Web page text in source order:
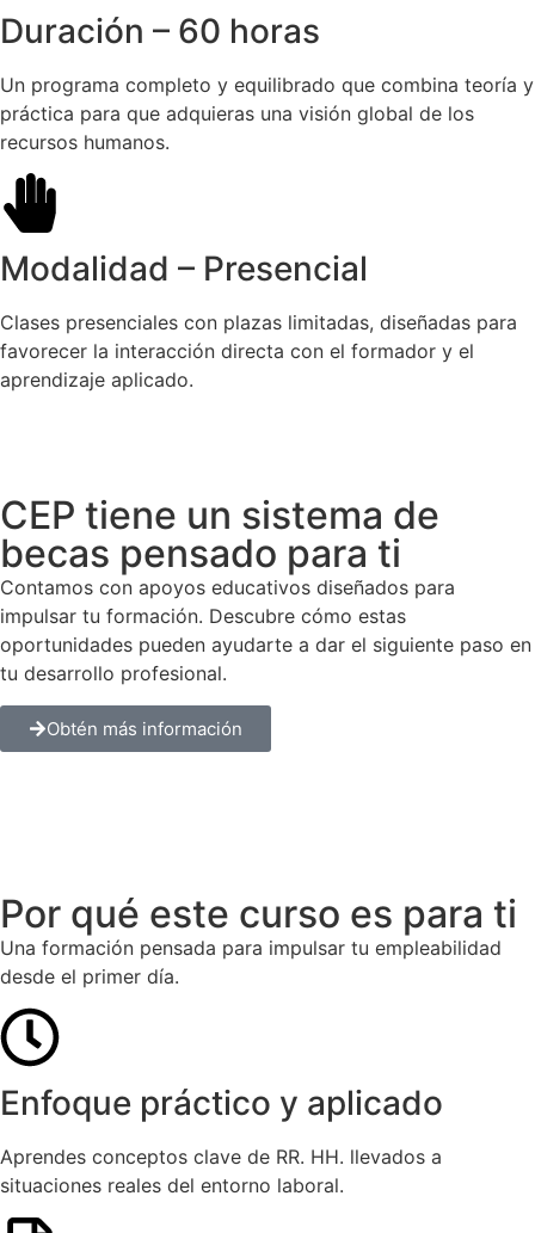
Duración – 60 horas
Un programa completo y equilibrado que combina teoría y
práctica para que adquieras una visión global de los
recursos humanos.
Modalidad – Presencial
Clases presenciales con plazas limitadas, diseñadas para
favorecer la interacción directa con el formador y el
aprendizaje aplicado.
CEP tiene un sistema de
becas pensado para ti
Contamos con apoyos educativos diseñados para
impulsar tu formación. Descubre cómo estas
oportunidades pueden ayudarte a dar el siguiente paso en
tu desarrollo profesional.
Obtén más información
Por qué este curso es para ti
Una formación pensada para impulsar tu empleabilidad
desde el primer día.
Enfoque práctico y aplicado
Aprendes conceptos clave de RR. HH. llevados a
situaciones reales del entorno laboral.